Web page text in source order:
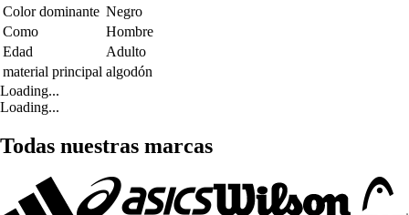
Color dominante Negro
Como
Hombre
Edad
Adulto
material principal algodón
Loading...
Loading...
Todas nuestras marcas